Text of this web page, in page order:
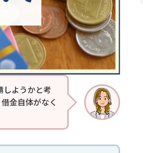
しようかと考
金自体がなく